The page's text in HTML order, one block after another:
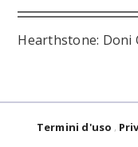
Hearthstone: Doni
Termini d'uso